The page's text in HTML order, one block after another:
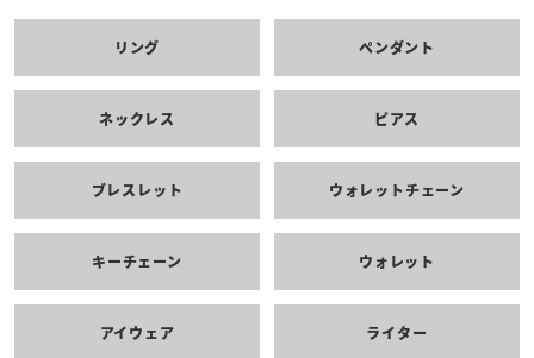
リング ペンダント
ネックレス ピアス
ブレスレット ウォレットチェーン
キーチェーン ウォレット
アイウェア ライター